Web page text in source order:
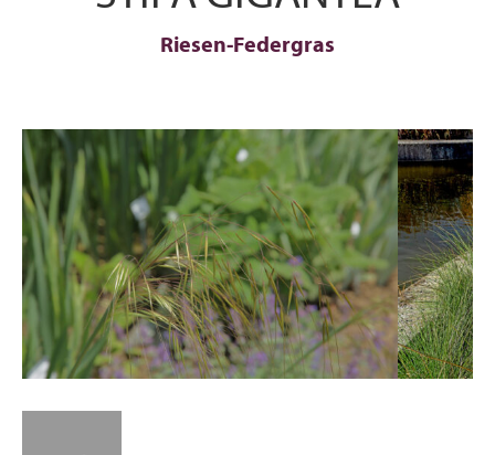
Riesen-Federgras